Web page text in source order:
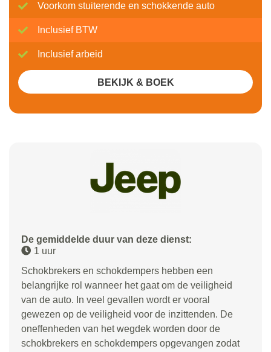
De gemiddelde duur van deze dienst:
1 uur
Schokbrekers en schokdempers hebben een
belangrijke rol wanneer het gaat om de veiligheid
van de auto. In veel gevallen wordt er vooral
gewezen op de veiligheid voor de inzittenden. De
oneffenheden van het wegdek worden door de
schokbrekers en schokdempers opgevangen zodat
Voorkom stuiterende en schokkende auto
Inclusief BTW
Inclusief arbeid
BEKIJK & BOEK